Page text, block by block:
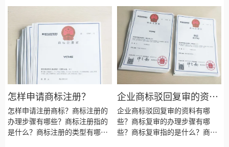
种类有哪些？商标注册要注意些
么？商标注册会失败吗？商标注
册需要什么资料？商标注册的材
料有哪些？商标注册需要多长时
间？
注意些什么？商标复审的目的是
为了什么？商标复审会失败吗？
商标复审需要什么资料？商标复
审需要多长时间？
怎样申请商标注册？
怎样申请注册商标？商标注册的
办理步骤有哪些？商标注册指的
是什么？商标注册的类型有哪
企业商标驳回复审的资料
有哪些？
企业商标驳回复审的资料有哪
些？商标复审的办理步骤有哪
些？商标复审指的是什么？商标